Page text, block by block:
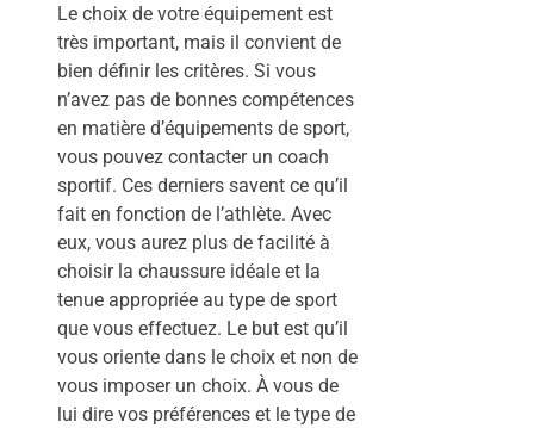
Le choix de votre équipement est
très important, mais il convient de
bien définir les critères. Si vous
n’avez pas de bonnes compétences
en matière d’équipements de sport,
vous pouvez contacter un coach
sportif. Ces derniers savent ce qu’il
fait en fonction de l’athlète. Avec
eux, vous aurez plus de facilité à
choisir la chaussure idéale et la
tenue appropriée au type de sport
que vous effectuez. Le but est qu’il
vous oriente dans le choix et non de
vous imposer un choix. À vous de
lui dire vos préférences et le type de